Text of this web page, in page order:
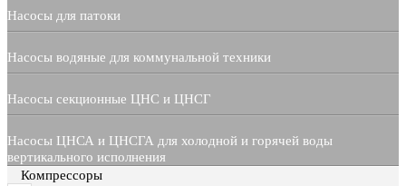
Насосы для патоки
Насосы водяные для коммунальной техники
Насосы секционные ЦНС и ЦНСГ
Насосы ЦНСА и ЦНСГА для холодной и горячей воды
вертикального исполнения
Компрессоры